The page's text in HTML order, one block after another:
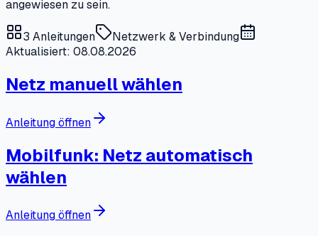
angewiesen zu sein.
3 Anleitungen
Netzwerk & Verbindung
Aktualisiert: 08.08.2026
Netz manuell wählen
Anleitung öffnen
Mobilfunk: Netz automatisch
wählen
Anleitung öffnen